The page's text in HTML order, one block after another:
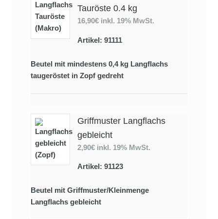
Tauröste 0.4 kg
16,90€ inkl. 19% MwSt.
Artikel: 91111
Beutel mit mindestens 0,4 kg Langflachs
taugeröstet in Zopf gedreht
Griffmuster Langflachs
gebleicht
2,90€ inkl. 19% MwSt.
Artikel: 91123
Beutel mit Griffmuster/Kleinmenge
Langflachs gebleicht